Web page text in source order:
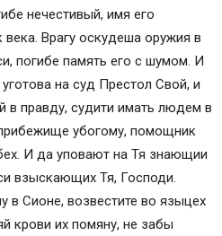
нечестивый, имя его
века. Врагу оскудеша оружия в
погибе память его с шумом. И
на суд Престол Свой, и
в правду, судити имать людем в
убогому, помощник
И да уповают на Тя знающии
взыскающих Тя, Господи.
в Сионе, возвестите во языцех
крови их помяну, не забы